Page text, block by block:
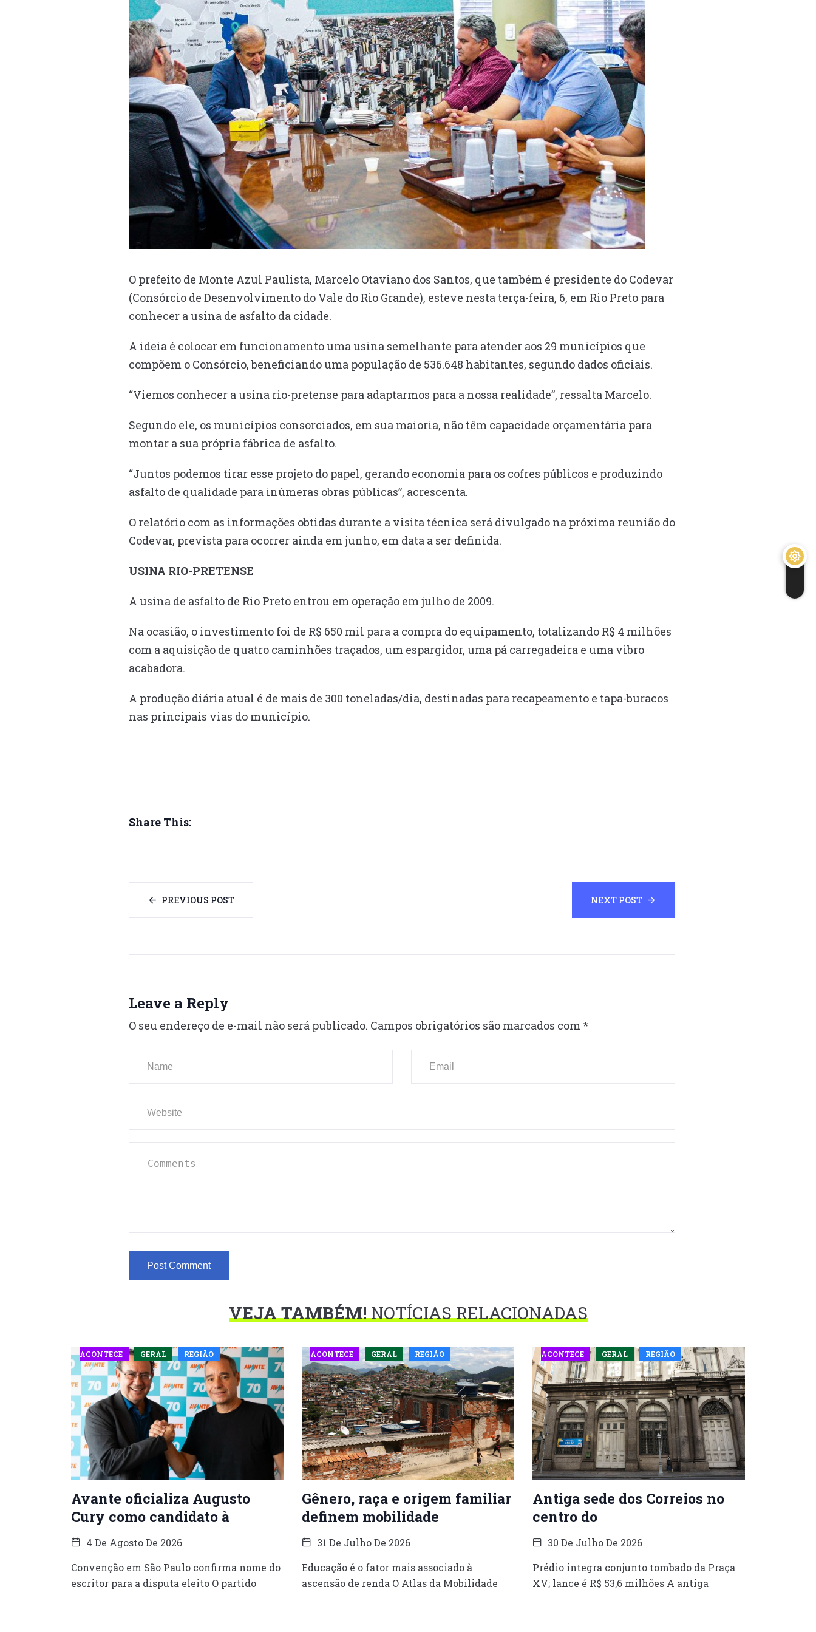
O prefeito de Monte Azul Paulista, Marcelo Otaviano dos Santos, que também é presidente do Codevar
(Consórcio de Desenvolvimento do Vale do Rio Grande), esteve nesta terça-feira, 6, em Rio Preto para
conhecer a usina de asfalto da cidade.
A ideia é colocar em funcionamento uma usina semelhante para atender aos 29 municípios que
compõem o Consórcio, beneficiando uma população de 536.648 habitantes, segundo dados oficiais.
“Viemos conhecer a usina rio-pretense para adaptarmos para a nossa realidade”, ressalta Marcelo.
Segundo ele, os municípios consorciados, em sua maioria, não têm capacidade orçamentária para
montar a sua própria fábrica de asfalto.
“Juntos podemos tirar esse projeto do papel, gerando economia para os cofres públicos e produzindo
asfalto de qualidade para inúmeras obras públicas”, acrescenta.
O relatório com as informações obtidas durante a visita técnica será divulgado na próxima reunião do
Codevar, prevista para ocorrer ainda em junho, em data a ser definida.
USINA RIO-PRETENSE
A usina de asfalto de Rio Preto entrou em operação em julho de 2009.
Na ocasião, o investimento foi de R$ 650 mil para a compra do equipamento, totalizando R$ 4 milhões
com a aquisição de quatro caminhões traçados, um espargidor, uma pá carregadeira e uma vibro
acabadora.
A produção diária atual é de mais de 300 toneladas/dia, destinadas para recapeamento e tapa-buracos
nas principais vias do município.
Share This:
PREVIOUS POST NEXT POST
Leave a Reply
O seu endereço de e-mail não será publicado. Campos obrigatórios são marcados com *
VEJA TAMBÉM!NOTÍCIAS RELACIONADAS
ACONTECE GERAL REGIÃO
Avante oficializa Augusto
Cury como candidato à
4 De Agosto De 2026
Convenção em São Paulo confirma nome do
escritor para a disputa eleito O partido
ACONTECE GERAL REGIÃO
Gênero, raça e origem familiar
definem mobilidade
31 De Julho De 2026
Educação é o fator mais associado à
ascensão de renda O Atlas da Mobilidade
ACONTECE GERAL REGIÃO
Antiga sede dos Correios no
centro do
30 De Julho De 2026
Prédio integra conjunto tombado da Praça
XV; lance é R$ 53,6 milhões A antiga